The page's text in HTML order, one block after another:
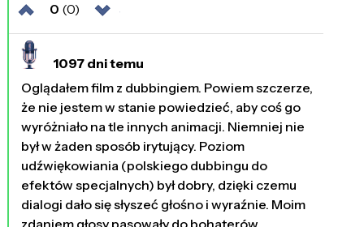
0 (0)
1097 dni temu
Oglądałem film z dubbingiem. Powiem szczerze,
że nie jestem w stanie powiedzieć, aby coś go
wyróżniało na tle innych animacji. Niemniej nie
był w żaden sposób irytujący. Poziom
udźwiękowiania (polskiego dubbingu do
efektów specjalnych) był dobry, dzięki czemu
dialogi dało się słyszeć głośno i wyraźnie. Moim